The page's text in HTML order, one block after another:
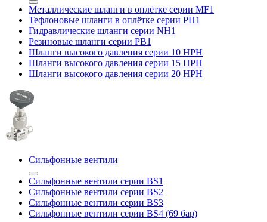
Металлические шланги в оплётке серии MF1
Тефлоновые шланги в оплётке серии PH1
Гидравлические шланги серии NH1
Резиновые шланги серии PB1
Шланги высокого давления серии 10 HPH
Шланги высокого давления серии 15 HPH
Шланги высокого давления серии 20 HPH
Сильфонные вентили
Сильфонные вентили серии BS1
Сильфонные вентили серии BS2
Сильфонные вентили серии BS3
Сильфонные вентили серии BS4 (69 бар)